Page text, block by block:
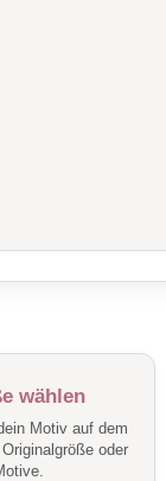
wählen
Motiv auf dem
oder